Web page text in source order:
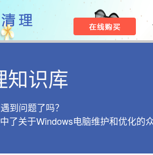
知识库
到问题了吗？
了关于Windows电脑维护和优化的